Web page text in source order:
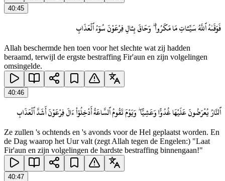
40:45
فَوَقَىٰهُ ٱللَّهُ سَيِّـَٔاتِ مَا مَكَرُوا۟ ۖ وَحَاقَ بِـَٔالِ فِرْعَوْنَ سُوٓءُ ٱلْعَذَابِ
Allah beschermde hen toen voor het slechte wat zij hadden
beraamd, terwijl de ergste bestraffing Fir'aun en zijn volgelingen
omsingelde.
40:46
ٱلنَّارُ يُعْرَضُونَ عَلَيْهَا غُدُوًّا وَعَشِيًّا ۖ وَيَوْمَ تَقُومُ ٱلسَّاعَةُ أَدْخِلُوٓا۟ ءَالَ فِرْعَوْنَ أَشَدَّ ٱلْعَذَابِ
Ze zullen 's ochtends en 's avonds voor de Hel geplaatst worden. En
de Dag waarop het Uur valt (zegt Allah tegen de Engelen:) "Laat
Fir'aun en zijn volgelingen de hardste bestraffing binnengaan!"
40:47